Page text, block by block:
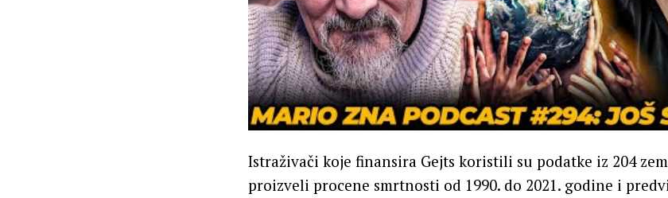
Istraživači koje finansira Gejts koristili su podatke iz 204
proizveli procene smrtnosti od 1990. do 2021. godine i